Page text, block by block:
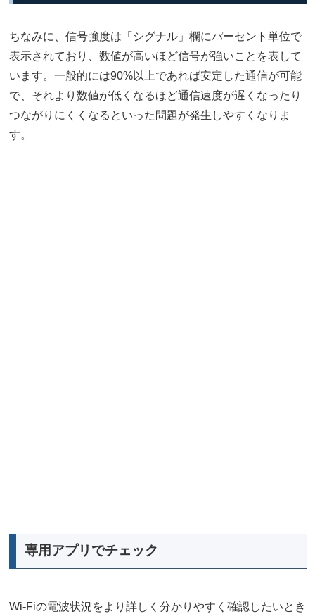
ちなみに、信号強度は「シグナル」欄にパーセント単位で
表示されており、数値が高いほど信号が強いことを表して
います。一般的には90%以上であれば安定した通信が可能
で、それより数値が低くなるほど通信速度が遅くなったり
つながりにくくなるといった問題が発生しやすくなりま
す。
専用アプリでチェック
Wi-Fiの電波状況をより詳しく分かりやすく確認したいとき